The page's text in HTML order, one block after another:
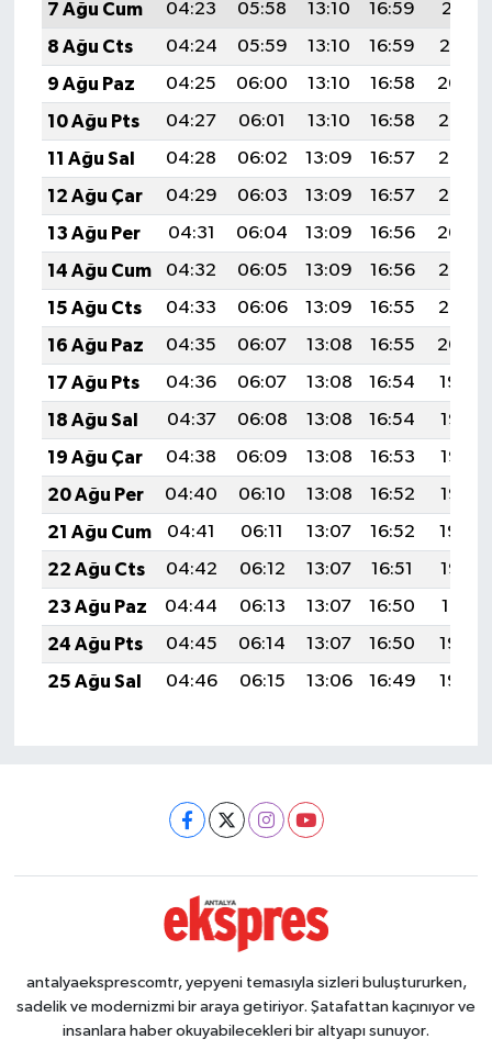
7 Ağu Cum
04:23 05:58 13:10 16:59
20:11
8 Ağu Cts
04:24 05:59 13:10 16:59
20:10
9 Ağu Paz
04:25 06:00 13:10 16:58
20:09
10 Ağu Pts
04:27 06:01 13:10 16:58
20:08
11 Ağu Sal
04:28 06:02 13:09 16:57
20:07
12 Ağu Çar
04:29 06:03 13:09 16:57
20:05
13 Ağu Per
04:31 06:04 13:09 16:56
20:04
14 Ağu Cum
04:32 06:05 13:09 16:56
20:03
15 Ağu Cts
04:33 06:06 13:09 16:55
20:02
16 Ağu Paz
04:35 06:07 13:08 16:55
20:00
17 Ağu Pts
04:36 06:07 13:08 16:54
19:59
18 Ağu Sal
04:37 06:08 13:08 16:54
19:58
19 Ağu Çar
04:38 06:09 13:08 16:53
19:56
20 Ağu Per
04:40 06:10 13:08 16:52
19:55
21 Ağu Cum
04:41 06:11 13:07 16:52
19:54
22 Ağu Cts
04:42 06:12 13:07 16:51
19:52
23 Ağu Paz
04:44 06:13 13:07 16:50
19:51
24 Ağu Pts
04:45 06:14 13:07 16:50
19:49
25 Ağu Sal
04:46 06:15 13:06 16:49 19:48
antalyaeksprescomtr, yepyeni temasıyla sizleri buluştururken,
sadelik ve modernizmi bir araya getiriyor. Şatafattan kaçınıyor ve
insanlara haber okuyabilecekleri bir altyapı sunuyor.